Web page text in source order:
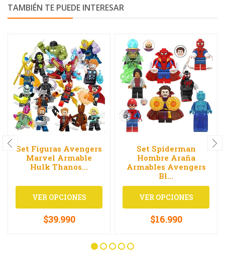
TAMBIÉN TE PUEDE INTERESAR
Set Figuras Avengers
Marvel Armable
Hulk Thanos...
VER OPCIONES
$39.990
Set Spiderman
Hombre Araña
Armables Avengers
Bl...
VER OPCIONES
$16.990